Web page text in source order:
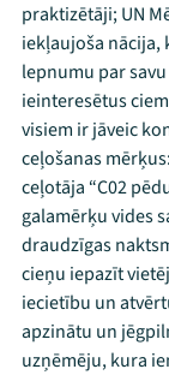
praktizētāji; UN
iekļaujoša nācija,
lepnumu par
ieinteresētus
visiem ir jāveic
ceļošanas
ceļotāja “C02
galamērķu vides
draudzīgas
cieņu iepazīt
iecietību un
apzinātu un
uzņēmēju, kura